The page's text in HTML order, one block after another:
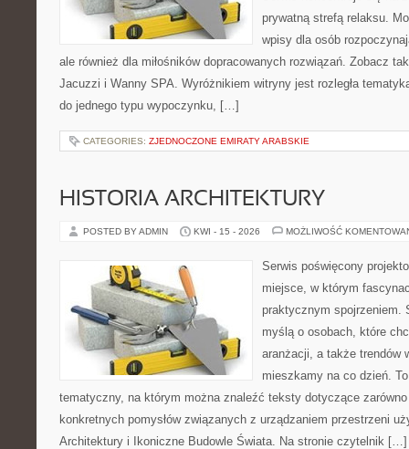
prywatną strefą relaksu.
wpisy dla osób
ale również dla miłośników dopracowanych rozwiązań. Zobacz
Jacuzzi i Wanny SPA. Wyróżnikiem witryny jest rozległa
do jednego typu wypoczynku, […]
CATEGORIES: ZJEDNOCZONE EMIRATY ARABSKIE
HISTORIA ARCHITEKTURY
POSTED BY ADMIN KWI - 15 - 2026 MOŻLIWOŚĆ
Serwis poświęcony
miejsce, w którym
praktycznym spojrzeniem.
myślą o osobach, które
aranżacji, a także trendów
mieszkamy na co dzień.
tematyczny, na którym można znaleźć teksty dotyczące
konkretnych pomysłów związanych z urządzaniem przestrzeni
Architektury i Ikoniczne Budowle Świata. Na stronie czytelnik […]